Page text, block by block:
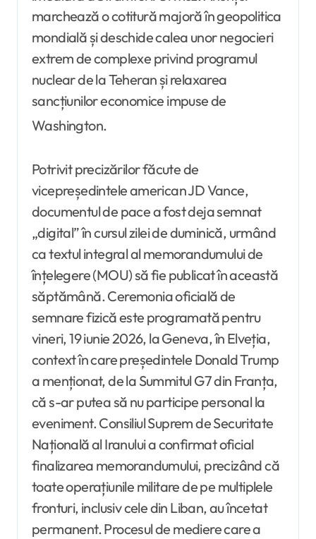
marchează o cotitură majoră în geopolitica
mondială și deschide calea unor negocieri
extrem de complexe privind programul
nuclear de la Teheran și relaxarea
sancțiunilor economice impuse de
Washington.
Potrivit precizărilor făcute de
vicepreședintele american JD Vance,
documentul de pace a fost deja semnat
„digital” în cursul zilei de duminică, urmând
ca textul integral al memorandumului de
înțelegere (MOU) să fie publicat în această
săptămână. Ceremonia oficială de
semnare fizică este programată pentru
vineri, 19 iunie 2026, la Geneva, în Elveția,
context în care președintele Donald Trump
a menționat, de la Summitul G7 din Franța,
că s-ar putea să nu participe personal la
eveniment. Consiliul Suprem de Securitate
Națională al Iranului a confirmat oficial
finalizarea memorandumului, precizând că
toate operațiunile militare de pe multiplele
fronturi, inclusiv cele din Liban, au încetat
permanent. Procesul de mediere care a